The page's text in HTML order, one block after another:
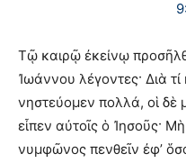
Τῷ καιρῷ ἐκείνῳ
Ἰωάννου λέγοντες· Διὰ τί
νηστεύομεν πολλά, οἱ δὲ
εἶπεν αὐτοῖς ὁ Ἰησοῦς·
νυμφῶνος πενθεῖν ἐφ’